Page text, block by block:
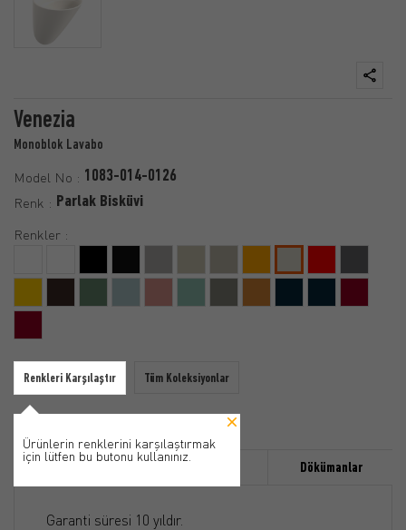
Venezia
Monoblok Lavabo
Model No : 1083-014-0126
Renk : Parlak Bisküvi
Renkler :
Renkleri Karşılaştır Tüm Koleksiyonlar
Ürünlerin renklerini karşılaştırmak
için lütfen bu butonu kullanınız.
Dökümanlar
Garanti süresi 10 yıldır.